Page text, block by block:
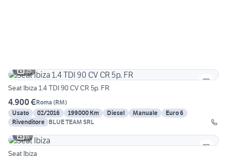
15
Seat Ibiza 1.4 TDI 90 CV CR 5p. FR
4.900 €Roma (RM)
Usato
02/2016 199000 Km Diesel Manuale
Euro 6
Rivenditore BLUE TEAM SRL
6
Seat Ibiza